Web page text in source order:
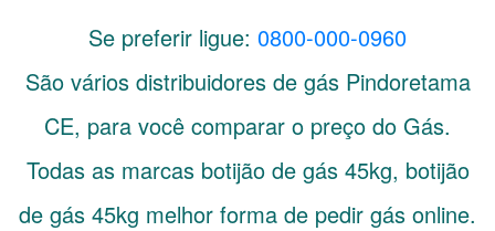
Se preferir ligue: 0800-000-0960
São vários distribuidores de gás Pindoretama
CE, para você comparar o preço do Gás.
Todas as marcas botijão de gás 45kg, botijão
de gás 45kg melhor forma de pedir gás online.